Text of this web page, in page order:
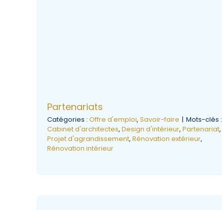
Partenariats
Catégories : Offre d'emploi, Savoir-faire | Mots-clés :
Cabinet d'architectes, Design d'intérieur, Partenariat,
Projet d'agrandissement, Rénovation extérieur,
Rénovation intérieur